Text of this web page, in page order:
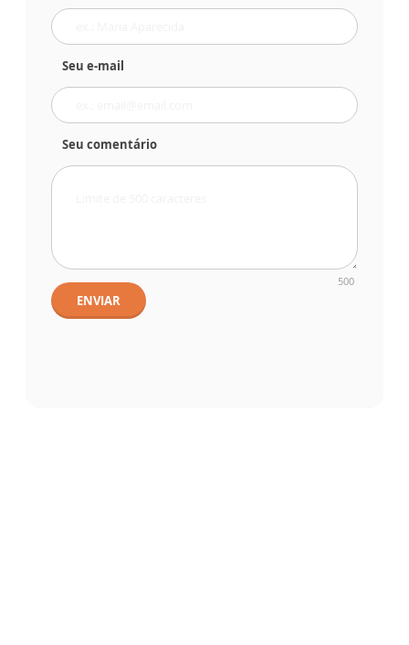
Seu e-mail
Seu comentário
500
ENVIAR